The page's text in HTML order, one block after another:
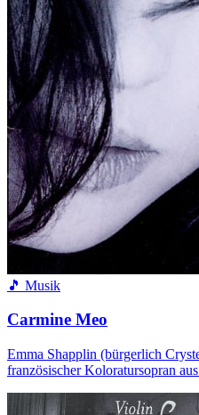
🎵 Musik
Carmine Meo
Emma Shapplin (bürgerlich
französischer Koloratursopran